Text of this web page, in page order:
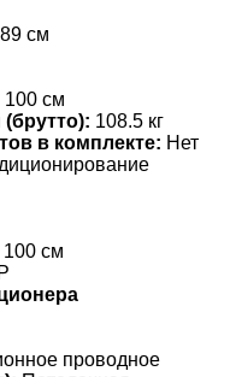
89 см
100 см
108.5 кг
в комплекте: Нет
100 см
проводное